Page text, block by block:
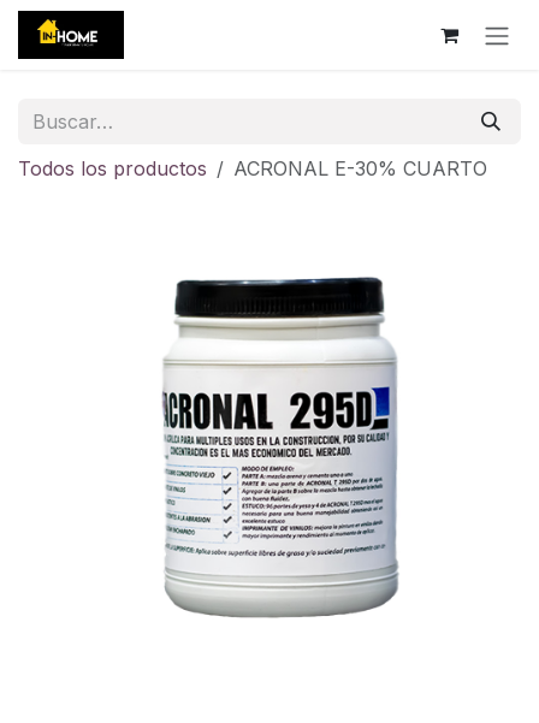
Ir al contenido
Todos los productos ACRONAL E-30% CUARTO